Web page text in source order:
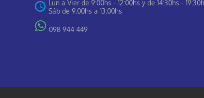
Lun a Vier de 9:00hs - 12:00hs y de 14:30hs -
Sáb de 9:00hs a 13:00hs
098 944 449